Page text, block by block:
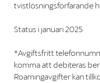
tvistlösningsförfarande
Status i januari 2025
*Avgiftsfritt
komma att debiteras
Roamingavgifter kan